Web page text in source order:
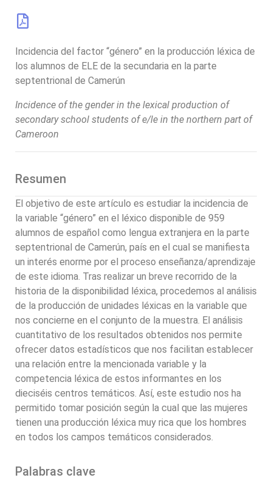
de Camerún
Incidencia del factor “género” en la producción léxica de
los alumnos de ELE de la secundaria en la parte
septentrional de Camerún
Incidence of the gender in the lexical production of
secondary school students of e/le in the northern part of
Cameroon
Resumen
El objetivo de este artículo es estudiar la incidencia de
la variable “género” en el léxico disponible de 959
alumnos de español como lengua extranjera en la parte
septentrional de Camerún, país en el cual se manifiesta
un interés enorme por el proceso enseñanza/aprendizaje
de este idioma. Tras realizar un breve recorrido de la
historia de la disponibilidad léxica, procedemos al análisis
de la producción de unidades léxicas en la variable que
nos concierne en el conjunto de la muestra. El análisis
cuantitativo de los resultados obtenidos nos permite
ofrecer datos estadísticos que nos facilitan establecer
una relación entre la mencionada variable y la
competencia léxica de estos informantes en los
dieciséis centros temáticos. Así, este estudio nos ha
permitido tomar posición según la cual que las mujeres
tienen una producción léxica muy rica que los hombres
en todos los campos temáticos considerados.
Palabras clave